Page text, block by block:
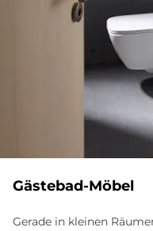
Gästebad-Möbel
Gerade in kleinen